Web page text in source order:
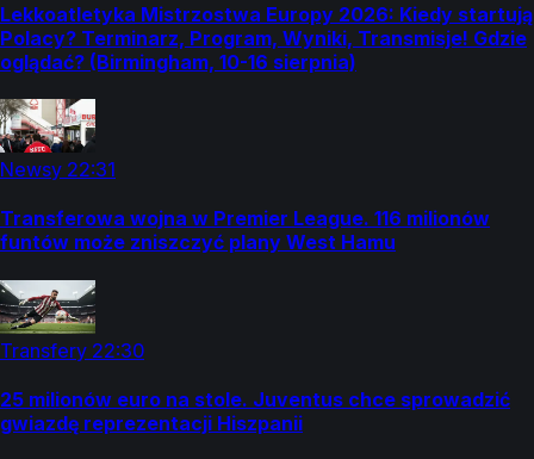
Lekkoatletyka Mistrzostwa Europy 2026: Kiedy startują
Polacy? Terminarz, Program, Wyniki, Transmisje! Gdzie
oglądać? (Birmingham, 10-16 sierpnia)
Newsy 22:31
Transferowa wojna w Premier League. 116 milionów
funtów może zniszczyć plany West Hamu
Transfery 22:30
25 milionów euro na stole. Juventus chce sprowadzić
gwiazdę reprezentacji Hiszpanii